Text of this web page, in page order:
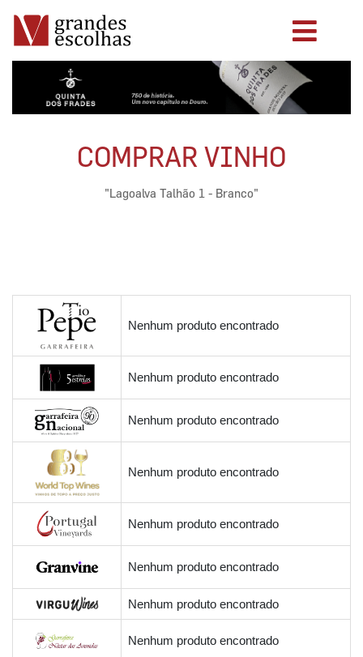
COMPRAR VINHO
"Lagoalva Talhão 1 - Branco"
Nenhum produto encontrado
Nenhum produto encontrado
Nenhum produto encontrado
Nenhum produto encontrado
Nenhum produto encontrado
Nenhum produto encontrado
Nenhum produto encontrado
Nenhum produto encontrado